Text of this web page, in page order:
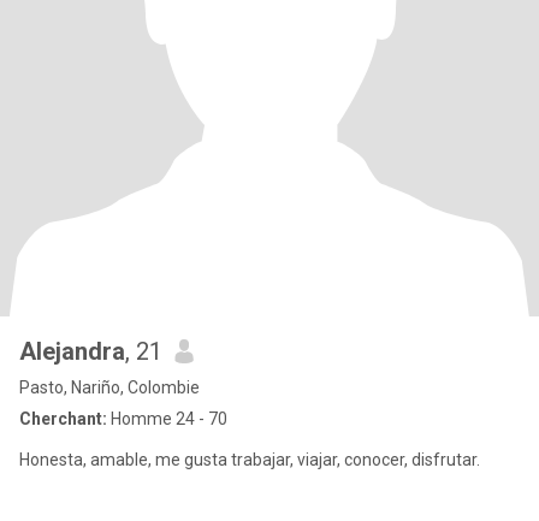
Alejandra, 21
Pasto, Nariño, Colombie
Cherchant: Homme 24 - 70
Honesta, amable, me gusta trabajar, viajar, conocer, disfrutar.